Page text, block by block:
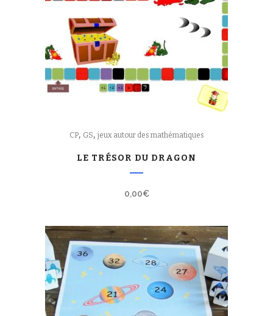
CP, GS, jeux autour des mathématiques
LE TRÉSOR DU DRAGON
0,00€